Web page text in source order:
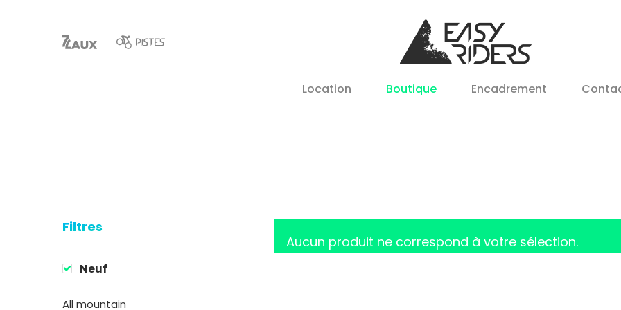
Location Boutique Encadrement
Filtres
Neuf
All mountain
Aucun produit ne correspond à votre sélection.